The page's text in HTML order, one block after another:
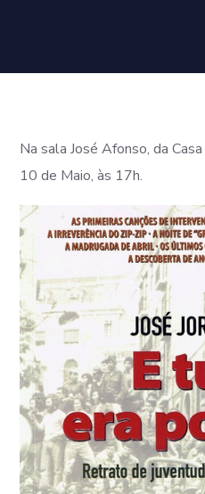
Na sala José Afonso, da
10 de Maio, às 17h.